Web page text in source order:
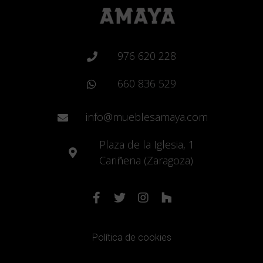
976 620 228
660 836 529
info@mueblesamaya.com
Plaza de la Iglesia, 1
Cariñena (Zaragoza)
Política de cookies